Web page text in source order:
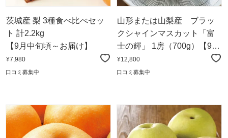
茨城産 梨 3種食べ比べセッ
ト 計2.2kg
【9月中旬頃～お届け】
¥7,980
口コミ募集中
山形または山梨産 ブラッ
クシャインマスカット「富
士の輝」 1房（700g）【9月
下旬頃～お届け】
¥12,800
口コミ募集中